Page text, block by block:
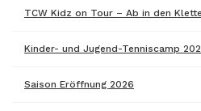
TCW Kidz on Tour – Ab in den
Kinder- und Jugend-Tenniscamp
Saison Eröffnung 2026